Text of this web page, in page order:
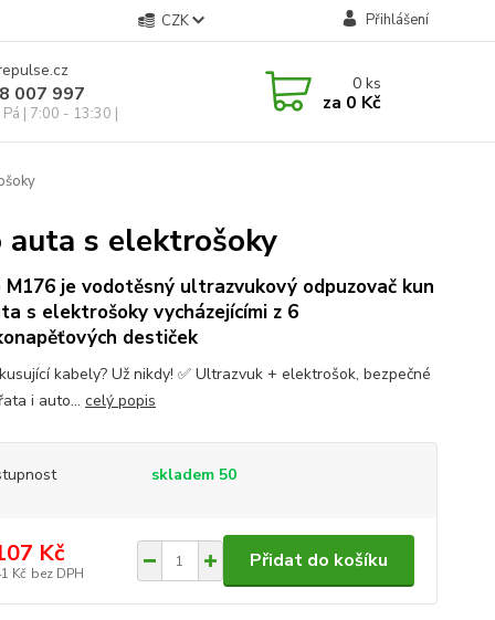
CZK Přihlášení
007 997
Pá | 7:00 - 13:30 |
0ks
za 0 Kč
s elektrošoky
M176 je vodotěsný ultrazvukový odpuzovač kun
s elektrošoky vycházejícími z 6
destiček
kabely? Už nikdy! ✅ Ultrazvuk + elektrošok, bezpečné
i auto... celý popis
skladem 50
Kč
Kč bez DPH
Přidat do košíku